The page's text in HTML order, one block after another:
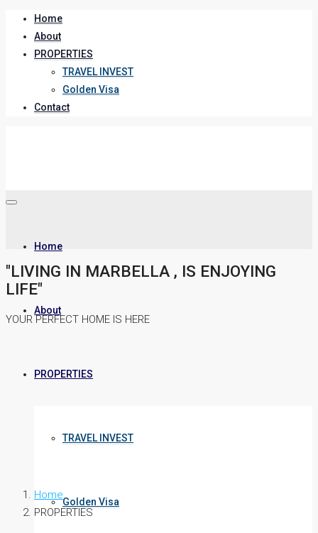
Home
About
PROPERTIES
TRAVEL INVEST
Golden Visa
Contact
Home
About
PROPERTIES
TRAVEL INVEST
Golden Visa
"LIVING IN MARBELLA , IS ENJOYING
LIFE"
YOUR PERFECT HOME IS HERE
Home
PROPERTIES